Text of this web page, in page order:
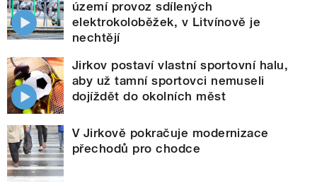
území provoz sdílených
elektrokoloběžek, v Litvínově je
nechtějí
Jirkov postaví vlastní sportovní halu,
aby už tamní sportovci nemuseli
dojíždět do okolních měst
V Jirkově pokračuje modernizace
přechodů pro chodce